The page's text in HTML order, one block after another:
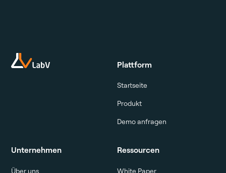
Plattform
Startseite
Produkt
Demo anfragen
Unternehmen
Über uns
Ressourcen
White Paper